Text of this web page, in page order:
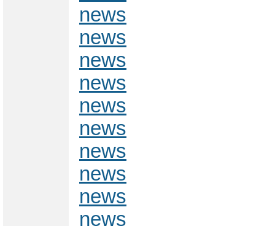
news
news
news
news
news
news
news
news
news
news